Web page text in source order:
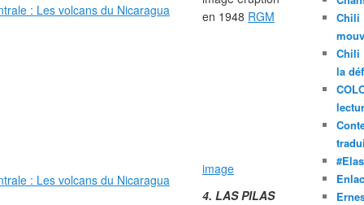
en 1948 RGM
image
4. LAS PILAS
Chili
Chili
la